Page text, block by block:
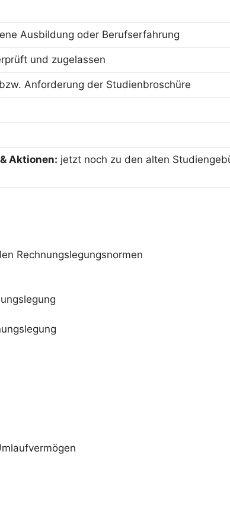
Ausbildung oder Berufserfahrung
und zugelassen
Anforderung der Studienbroschüre
Aktionen: jetzt noch zu den alten
Rechnungslegungsnormen